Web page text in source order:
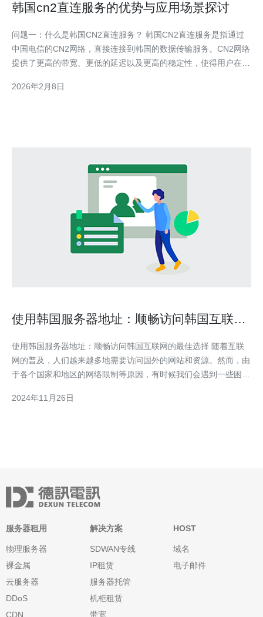
韩国cn2直连服务的优势与应用场景探讨
问题一：什么是韩国CN2直连服务？ 韩国CN2直连服务是指通过
中国电信的CN2网络，直接连接到韩国的数据传输服务。CN2网络
提供了更高的带宽、更低的延迟以及更高的稳定性，使得用户在使
的企业和个人用户，特别是在数据传输、视频会议和在线游戏等场
2026年2月8日
使用韩国服务器地址：顺畅访问韩国互联网
使用韩国服务器地址：顺畅访问韩国互联网的最佳选择 随着互联
网的普及，人们越来越多地需要访问国外的网站和资源。然而，由
于各个国家和地区的网络限制等原因，有时候我们会遇到一些困
案——使用韩国服务器地址。 所谓韩国服务器地址，指的是将你
2024年11月26日
服务器租用
物理服务器
裸金属
云服务器
DDoS
CDN
解决方案
SDWAN专线
IP租赁
服务器托管
机柜租赁
带宽
HOST
域名
电子邮件